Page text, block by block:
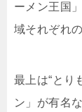
ーメン王国
域それぞれ
最上は“とり
ン」が有名